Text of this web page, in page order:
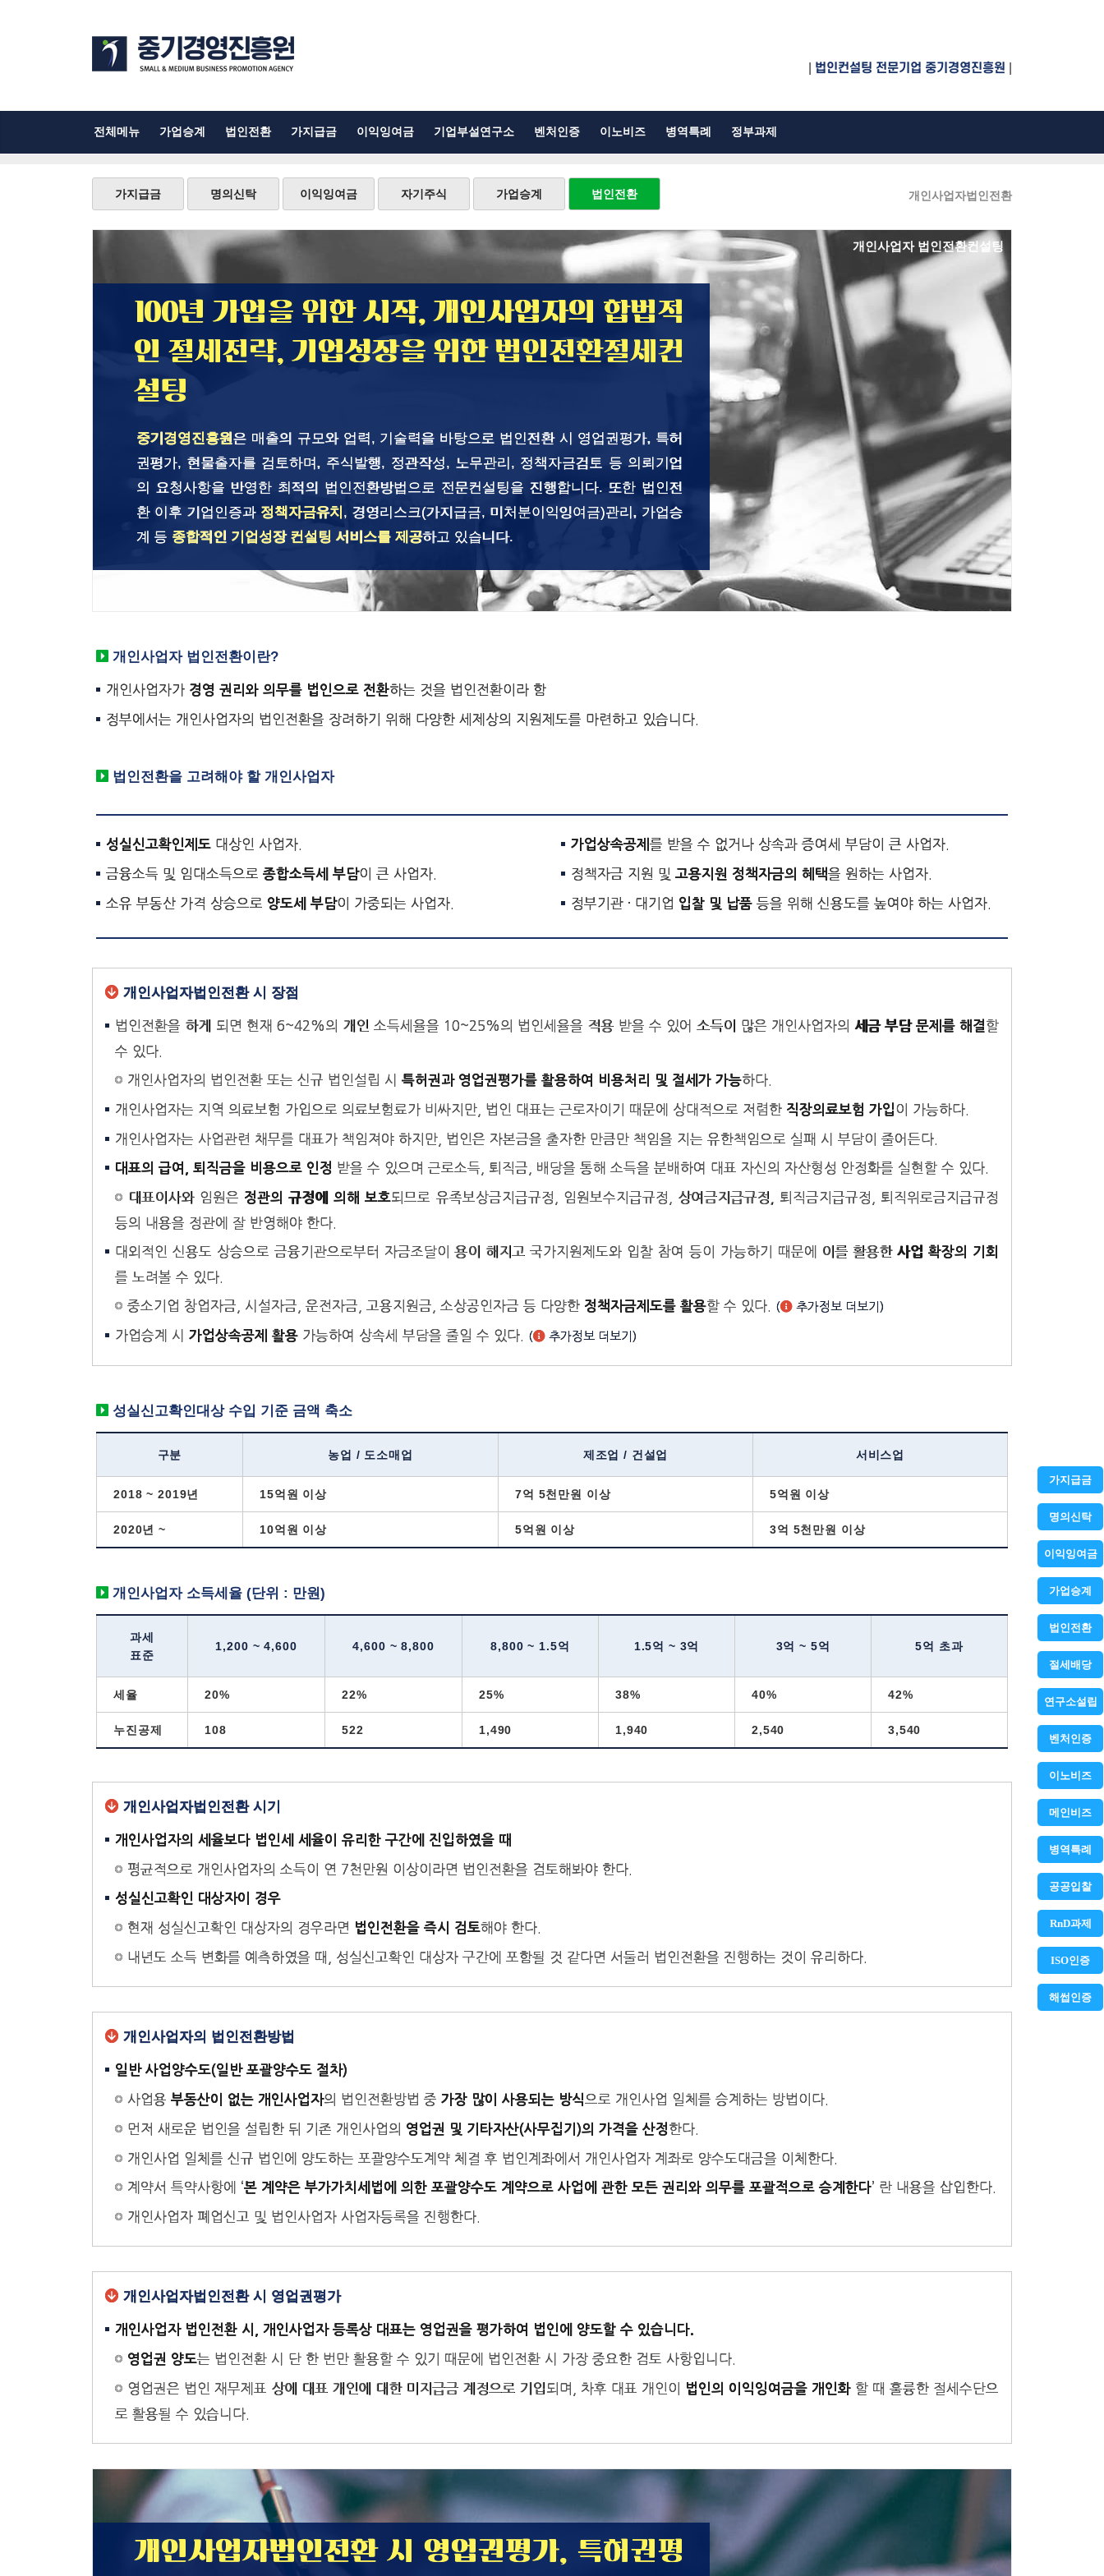
가지급금
명의신탁
이익잉여금
가업승계
법인전환
절세배당
연구소설립
벤처인증
이노비즈
메인비즈
병역특례
공공입찰
RnD과제
ISO인증
해썹인증
법인컨설팅 전문기업 중기경영진흥원
전체메뉴 가업승계 법인전환 가지급금 이익잉여금 기업부설연구소 벤처인증 이노비즈 병역특례 정부과제
개인사업자법인전환
가지급금 명의신탁 이익잉여금 자기주식 가업승계 법인전환
개인사업자 법인전환컨설팅
100년 가업을 위한 시작, 개인사업자의 합법적
인 절세전략, 기업성장을 위한 법인전환절세컨
설팅
중기경영진흥원은 매출의 규모와 업력, 기술력을 바탕으로 법인전환 시 영업권평가, 특허
권평가, 현물출자를 검토하며, 주식발행, 정관작성, 노무관리, 정책자금검토 등 의뢰기업
의 요청사항을 반영한 최적의 법인전환방법으로 전문컨설팅을 진행합니다. 또한 법인전
환 이후 기업인증과 정책자금유치 , 경영리스크(가지급금, 미처분이익잉여금)관리, 가업승
계 등 종합적인 기업성장 컨설팅 서비스를 제공하고 있습니다.
개인사업자 법인전환이란?
개인사업자가 경영 권리와 의무를 법인으로 전환하는 것을 법인전환이라 함
정부에서는 개인사업자의 법인전환을 장려하기 위해 다양한 세제상의 지원제도를 마련하고 있습니다.
법인전환을 고려해야 할 개인사업자
성실신고확인제도 대상인 사업자.
금융소득 및 임대소득으로 종합소득세 부담이 큰 사업자.
소유 부동산 가격 상승으로 양도세 부담이 가중되는 사업자.
가업상속공제를 받을 수 없거나 상속과 증여세 부담이 큰 사업자.
정책자금 지원 및고용지원 정책자금의 혜택을 원하는 사업자.
정부기관 · 대기업 입찰 및 납품 등을 위해 신용도를 높여야 하는 사업자.
개인사업자법인전환 시 장점
법인전환을 하게 되면 현재 6~42%의 개인 소득세율을 10~25%의 법인세율을 적용 받을 수 있어 소득이 많은 개인사업자의세금 부담 문제를 해결할
수 있다.
개인사업자의 법인전환 또는 신규 법인설립 시 특허권과 영업권평가를 활용하여 비용처리 및 절세가 가능하다.
개인사업자는 지역 의료보험 가입으로 의료보험료가 비싸지만, 법인 대표는 근로자이기 때문에 상대적으로 저렴한 직장의료보험 가입이 가능하다.
개인사업자는 사업관련 채무를 대표가 책임져야 하지만, 법인은 자본금을 출자한 만큼만 책임을 지는 유한책임으로 실패 시 부담이 줄어든다.
대표의 급여, 퇴직금을 비용으로 인정 받을 수 있으며 근로소득, 퇴직금, 배당을 통해 소득을 분배하여 대표 자신의 자산형성 안정화를 실현할 수 있다.
대표이사와 임원은 정관의 규정에 의해 보호되므로 유족보상금지급규정, 임원보수지급규정, 상여금지급규정, 퇴직금지급규정, 퇴직위로금지급규정
등의 내용을 정관에 잘 반영해야 한다.
대외적인 신용도 상승으로 금융기관으로부터 자금조달이 용이 해지고 국가지원제도와 입찰 참여 등이 가능하기 때문에 이를 활용한사업 확장의 기회
를 노려볼 수 있다.
중소기업 창업자금, 시설자금, 운전자금, 고용지원금, 소상공인자금 등 다양한 정책자금제도를 활용할 수 있다. ( 추가정보 더보기)
가업승계 시 가업상속공제 활용 가능하여 상속세 부담을 줄일 수 있다. ( 추가정보 더보기)
성실신고확인대상 수입 기준 금액 축소
구분 농업 / 도소매업 제조업 / 건설업 서비스업
2018 ~ 2019년 15억원 이상 7억 5천만원 이상 5억원 이상
2020년 ~ 10억원 이상 5억원 이상 3억 5천만원 이상
개인사업자 소득세율 (단위 : 만원)
과세
표준
1,200 ~ 4,600 4,600 ~ 8,800 8,800 ~ 1.5억 1.5억 ~ 3억 3억 ~ 5억 5억 초과
세율 20% 22% 25% 38% 40% 42%
누진공제 108 522 1,490 1,940 2,540 3,540
개인사업자법인전환 시기
개인사업자의 세율보다 법인세 세율이 유리한 구간에 진입하였을 때
평균적으로 개인사업자의 소득이 연 7천만원 이상이라면 법인전환을 검토해봐야 한다.
성실신고확인 대상자이 경우
현재 성실신고확인 대상자의 경우라면 법인전환을 즉시 검토해야 한다.
내년도 소득 변화를 예측하였을 때, 성실신고확인 대상자 구간에 포함될 것 같다면 서둘러 법인전환을 진행하는 것이 유리하다.
개인사업자의 법인전환방법
일반 사업양수도(일반 포괄양수도 절차)
사업용 부동산이 없는 개인사업자의 법인전환방법 중 가장 많이 사용되는 방식 으로 개인사업 일체를 승계하는 방법이다.
먼저 새로운 법인을 설립한 뒤 기존 개인사업의 영업권 및 기타자산(사무집기)의 가격을 산정한다.
개인사업 일체를 신규 법인에 양도하는 포괄양수도계약 체결 후 법인계좌에서 개인사업자 계좌로 양수도대금을 이체한다.
계약서 특약사항에 ‘본 계약은 부가가치세법에 의한 포괄양수도 계약으로 사업에 관한 모든 권리와 의무를 포괄적으로 승계한다’ 란 내용을 삽입한다.
개인사업자 폐업신고 및 법인사업자 사업자등록을 진행한다.
개인사업자법인전환 시 영업권평가
개인사업자 법인전환 시, 개인사업자 등록상 대표는 영업권을 평가하여 법인에 양도할 수 있습니다.
영업권 양도는 법인전환 시 단 한 번만 활용할 수 있기 때문에 법인전환 시 가장 중요한 검토 사항입니다.
영업권은 법인 재무제표 상에 대표 개인에 대한 미지급금 계정으로 기입되며, 차후 대표 개인이 법인의 이익잉여금을 개인화할 때 훌륭한 절세수단으
로 활용될 수 있습니다.
개인사업자법인전환 시 영업권평가, 특허권평